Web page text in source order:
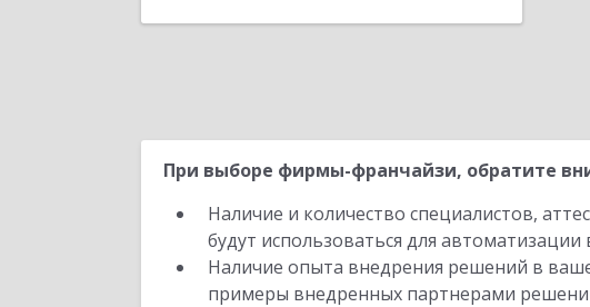
При выборе фирмы-франчайзи, обратите
Наличие и количество специалистов,
будут использоваться для автоматизации
Наличие опыта внедрения решений в
примеры внедренных партнерами